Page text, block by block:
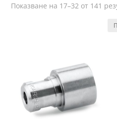
Показване на 17–32 от 141